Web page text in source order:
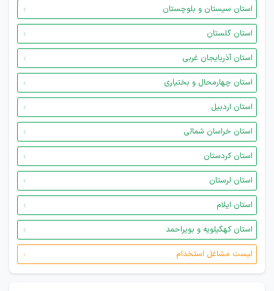
استان سیستان و بلوچستان
استان گلستان
استان آذربایجان غربی
استان چهارمحال و بختیاری
استان اردبیل
استان خراسان شمالی
استان کردستان
استان لرستان
استان ایلام
استان کهگیلویه و بویراحمد
لیست مشاغل استخدام